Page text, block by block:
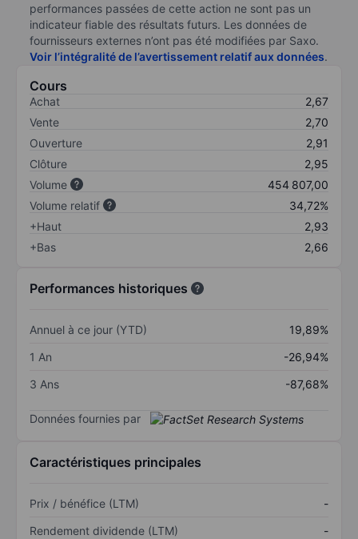
performances passées de cette action ne sont pas un
indicateur fiable des résultats futurs. Les données de
fournisseurs externes n’ont pas été modifiées par Saxo.
Voir l’intégralité de l’avertissement relatif aux données.
Cours
Achat
2,67
Vente
2,70
Ouverture
2,91
Clôture
2,95
Volume
454 807,00
Volume relatif
34,72%
+Haut
2,93
+Bas
2,66
Performances historiques
Annuel à ce jour (YTD)
19,89%
1 An
-26,94%
3 Ans
-87,68%
Données fournies par
Caractéristiques principales
Prix / bénéfice (LTM)
-
Rendement dividende (LTM)
-